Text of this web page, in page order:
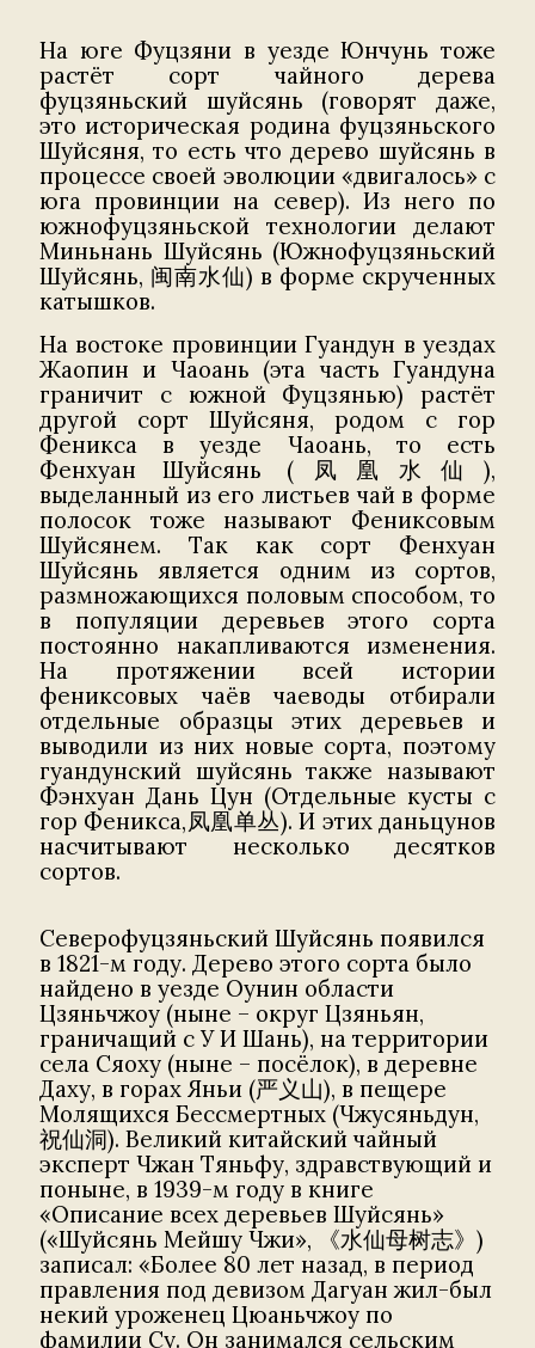
На юге Фуцзяни в уезде Юнчунь тоже
растёт сорт чайного дерева
фуцзяньский шуйсянь (говорят даже,
это историческая родина фуцзяньского
Шуйсяня, то есть что дерево шуйсянь в
процессе своей эволюции «двигалось» с
юга провинции на север). Из него по
южнофуцзяньской технологии делают
Миньнань Шуйсянь (Южнофуцзяньский
Шуйсянь, 闽南水仙) в форме скрученных
катышков.
На востоке провинции Гуандун в уездах
Жаопин и Чаоань (эта часть Гуандуна
граничит с южной Фуцзянью) растёт
другой сорт Шуйсяня, родом с гор
Феникса в уезде Чаоань, то есть
Фенхуан Шуйсянь (凤凰水仙),
выделанный из его листьев чай в форме
полосок тоже называют Фениксовым
Шуйсянем. Так как сорт Фенхуан
Шуйсянь является одним из сортов,
размножающихся половым способом, то
в популяции деревьев этого сорта
постоянно накапливаются изменения.
На протяжении всей истории
фениксовых чаёв чаеводы отбирали
отдельные образцы этих деревьев и
выводили из них новые сорта, поэтому
гуандунский шуйсянь также называют
Фэнхуан Дань Цун (Отдельные кусты с
гор Феникса,凤凰单丛). И этих даньцунов
насчитывают несколько десятков
сортов.
Северофуцзяньский Шуйсянь появился
в 1821-м году. Дерево этого сорта было
найдено в уезде Оунин области
Цзяньчжоу (ныне – округ Цзяньян,
граничащий с У И Шань), на территории
села Сяоху (ныне – посёлок), в деревне
Даху, в горах Яньи (严义山), в пещере
Молящихся Бессмертных (Чжусяньдун,
祝仙洞). Великий китайский чайный
эксперт Чжан Тяньфу, здравствующий и
поныне, в 1939-м году в книге
«Описание всех деревьев Шуйсянь»
(«Шуйсянь Мейшу Чжи», 《水仙母树志》)
записал: «Более 80 лет назад, в период
правления под девизом Дагуан жил-был
некий уроженец Цюаньчжоу по
фамилии Су. Он занимался сельским